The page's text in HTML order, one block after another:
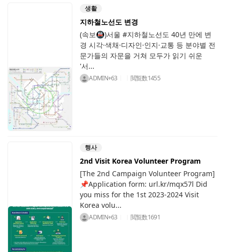
생활
지하철노선도 변경
(속보🚇)서울 #지하철노선도 40년 만에 변
경 시각·색채·디자인·인지·교통 등 분야별 전
문가들의 자문을 거쳐 모두가 읽기 쉬운
'서...
ADMIN+63 閲覧数1455
행사
2nd Visit Korea Volunteer Program
[The 2nd Campaign Volunteer Program]
📌Application form: url.kr/mqx57l Did
you miss for the 1st 2023-2024 Visit
Korea volu...
ADMIN+63 閲覧数1691